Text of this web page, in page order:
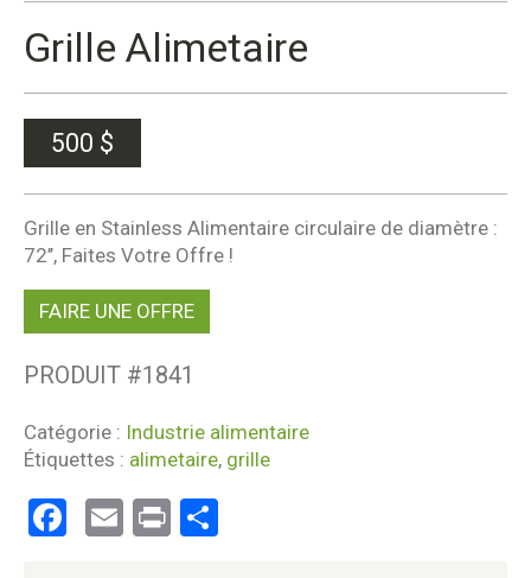
Grille Alimetaire
500 $
Grille en Stainless Alimentaire circulaire de diamètre :
72’’, Faites Votre Offre !
FAIRE UNE OFFRE
PRODUIT #1841
Catégorie : Industrie alimentaire
Étiquettes : alimetaire, grille
Facebook
Email
Print